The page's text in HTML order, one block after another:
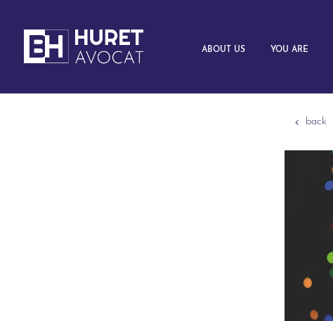
ABOUT US YOU ARE
back